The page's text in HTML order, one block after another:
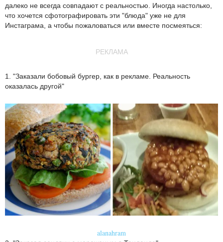
далеко не всегда совпадают с реальностью. Иногда настолько,
что хочется сфотографировать эти "блюда" уже не для
Инстаграма, а чтобы пожаловаться или вместе посмеяться:
РЕКЛАМА
1. "Заказали бобовый бургер, как в рекламе. Реальность
оказалась другой"
alanahram